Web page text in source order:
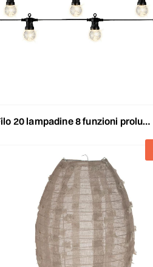
filo 20 lampadine 8 funzioni prolungabile luce calda esterno